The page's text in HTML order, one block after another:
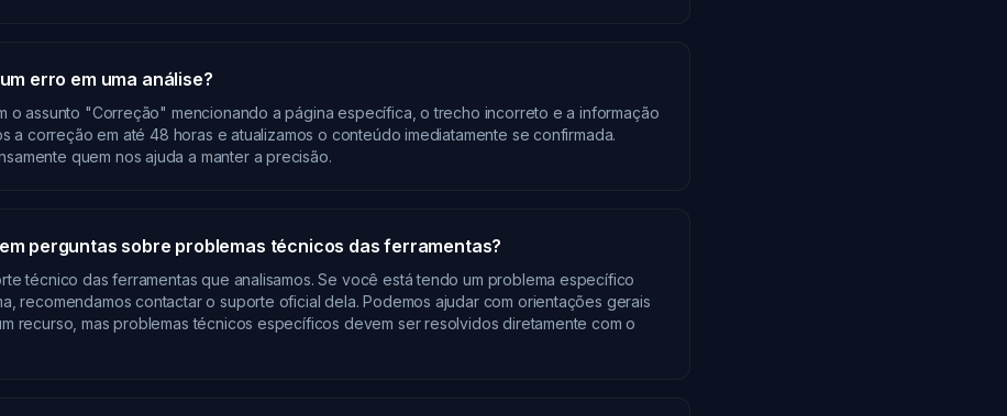
erro em uma análise?
o assunto "Correção" mencionando a página específica, o trecho incorreto e a informação
a correção em até 48 horas e atualizamos o conteúdo imediatamente se confirmada.
quem nos ajuda a manter a precisão.
perguntas sobre problemas técnicos das ferramentas?
técnico das ferramentas que analisamos. Se você está tendo um problema específico
recomendamos contactar o suporte oficial dela. Podemos ajudar com orientações gerais
recurso, mas problemas técnicos específicos devem ser resolvidos diretamente com o